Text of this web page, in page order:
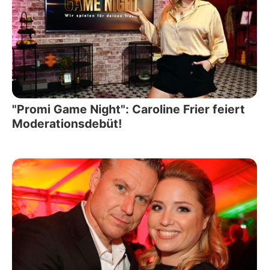
"Promi Game Night": Caroline Frier feiert
Moderationsdebüt!